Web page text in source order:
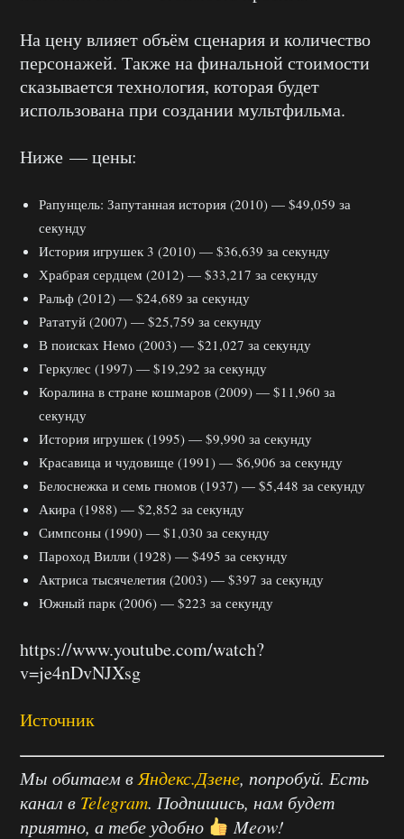
На цену влияет объём сценария и количество
персонажей. Также на финальной стоимости
сказывается технология, которая будет
использована при создании мультфильма.
Ниже — цены:
Рапунцель: Запутанная история (2010) — $49,059 за
секунду
История игрушек 3 (2010) — $36,639 за секунду
Храбрая сердцем (2012) — $33,217 за секунду
Ральф (2012) — $24,689 за секунду
Рататуй (2007) — $25,759 за секунду
В поисках Немо (2003) — $21,027 за секунду
Геркулес (1997) — $19,292 за секунду
Коралина в стране кошмаров (2009) — $11,960 за
секунду
История игрушек (1995) — $9,990 за секунду
Красавица и чудовище (1991) — $6,906 за секунду
Белоснежка и семь гномов (1937) — $5,448 за секунду
Акира (1988) — $2,852 за секунду
Симпсоны (1990) — $1,030 за секунду
Пароход Вилли (1928) — $495 за секунду
Актриса тысячелетия (2003) — $397 за секунду
Южный парк (2006) — $223 за секунду
https://www.youtube.com/watch?
v=je4nDvNJXsg
Источник
Мы обитаем в Яндекс.Дзене, попробуй. Есть
канал в Telegram. Подпишись, нам будет
приятно, а тебе удобно
Meow!